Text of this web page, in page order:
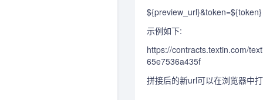
${preview_url}&token=${token}
示例如下:
https://contracts.textin.com/
65e7536a435f
拼接后的新url可以在浏览器中